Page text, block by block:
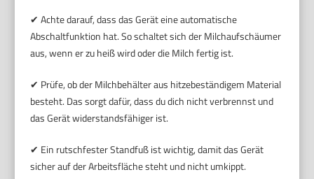
✔ Achte darauf, dass das Gerät eine automatische
Abschaltfunktion hat. So schaltet sich der Milchaufschäumer
aus, wenn er zu heiß wird oder die Milch fertig ist.
✔ Prüfe, ob der Milchbehälter aus hitzebeständigem Material
besteht. Das sorgt dafür, dass du dich nicht verbrennst und
das Gerät widerstandsfähiger ist.
✔ Ein rutschfester Standfuß ist wichtig, damit das Gerät
sicher auf der Arbeitsfläche steht und nicht umkippt.